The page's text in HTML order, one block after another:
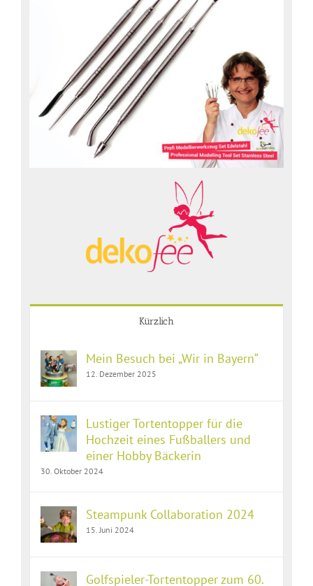
Kürzlich
Mein Besuch bei „Wir in Bayern“
12. Dezember 2025
Lustiger Tortentopper für die
Hochzeit eines Fußballers und
einer Hobby Bäckerin
30. Oktober 2024
Steampunk Collaboration 2024
15. Juni 2024
Golfspieler-Tortentopper zum 60.